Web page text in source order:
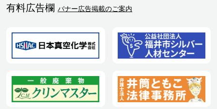
有料広告欄 バナー広告掲載のご案内